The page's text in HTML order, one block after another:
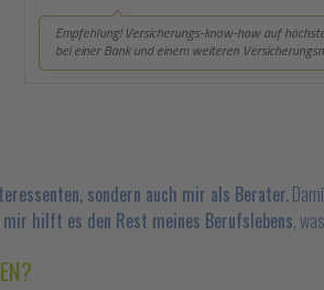
sondern auch mir als Berater.
mir hilft es den Rest meines Berufslebens,